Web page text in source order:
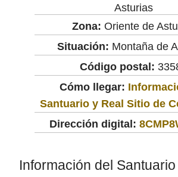
Asturias
Zona: Oriente de
Situación: Montaña de
Código postal:
Cómo llegar:
Santuario y Real Sitio de
Dirección digital:
Información del